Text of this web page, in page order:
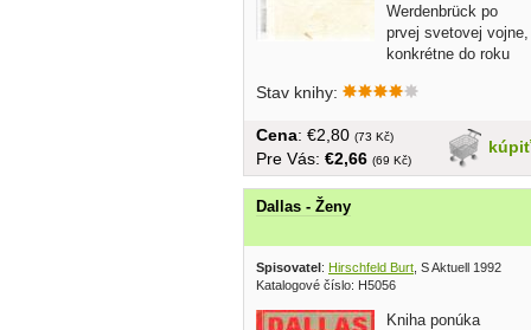
Werdenbrück po
prvej svetovej vojne,
konkrétne do roku
Stav knihy:
kúpiť
Cena: €2,80 (73 Kč)
Pre Vás: €2,66 (69 Kč)
Dallas - Ženy
Spisovatel: Hirschfeld Burt , S Aktuell 1992
Katalogové číslo: H5056
Kniha ponúka